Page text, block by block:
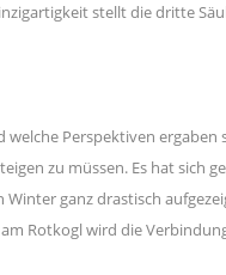
stellt die dritte
Perspektiven ergaben
zu müssen. Es hat sich
ganz drastisch
Rotkogl wird die